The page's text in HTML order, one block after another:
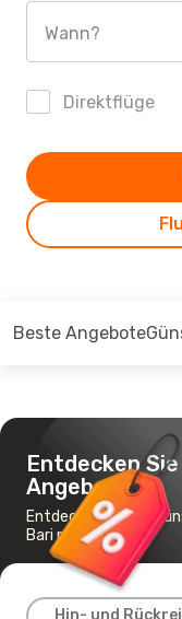
Wann?
Direktflüge
Beste Angebote
Entdecken
Angebote
Entdecken Sie die
Bari nach Mailand
Hin- und